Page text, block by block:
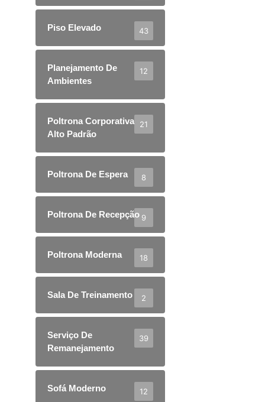
Piso Elevado 43
Planejamento De
Ambientes
12
Poltrona Corporativa
Alto Padrão
21
Poltrona De Espera 8
Poltrona De Recepção 9
Poltrona Moderna 18
Sala De Treinamento 2
Serviço De
Remanejamento
39
Sofá Moderno 12